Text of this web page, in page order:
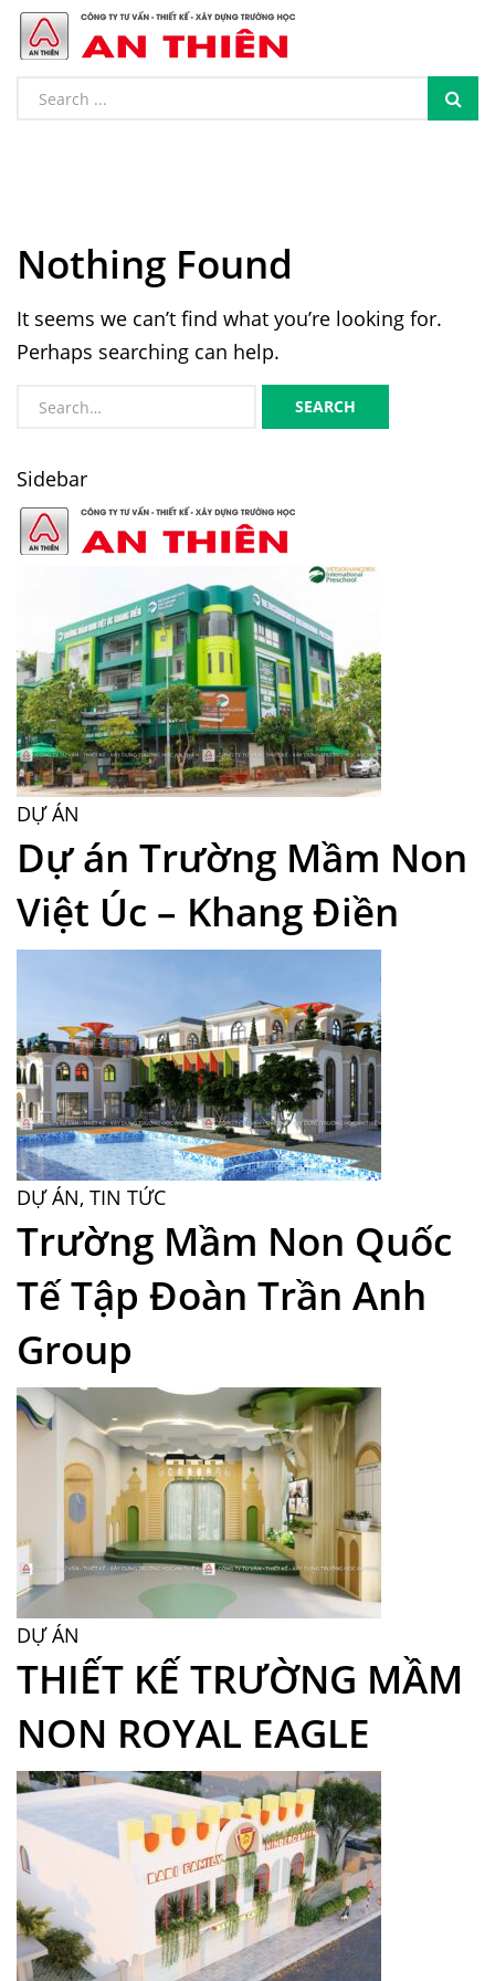
Nothing Found
It seems we can’t find what you’re looking for.
Perhaps searching can help.
SEARCH
Sidebar
DỰ ÁN
Dự án Trường Mầm Non
Việt Úc – Khang Điền
DỰ ÁN, TIN TỨC
Trường Mầm Non Quốc
Tế Tập Đoàn Trần Anh
Group
DỰ ÁN
THIẾT KẾ TRƯỜNG MẦM
NON ROYAL EAGLE